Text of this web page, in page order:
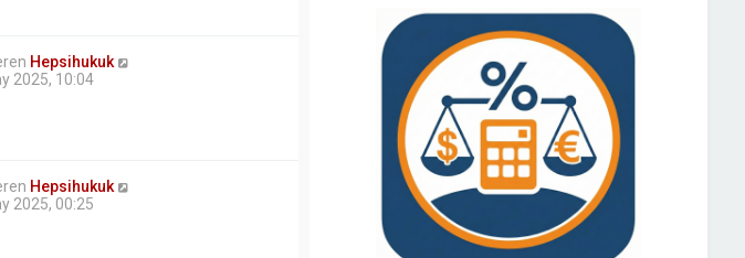
Hepsihukuk
2025, 10:04
Hepsihukuk
2025, 00:25